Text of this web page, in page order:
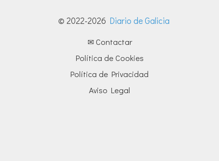
© 2022-2026 Diario de Galicia
✉ Contactar
Política de Cookies
Política de Privacidad
Aviso Legal